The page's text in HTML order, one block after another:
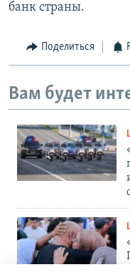
банк страны.
Поделиться
Вам будет